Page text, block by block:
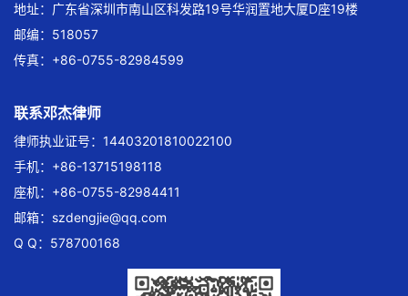
地址：广东省深圳市南山区科发路19号华润置地大厦D座19楼
邮编：518057
传真：+86-0755-82984599
联系邓杰律师
律师执业证号：14403201810022100
手机：+86-13715198118
座机：+86-0755-82984411
邮箱： szdengjie@qq.com
Q Q：578700168